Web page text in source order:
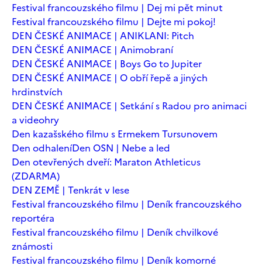
Festival francouzského filmu | Dej mi pět minut
Festival francouzského filmu | Dejte mi pokoj!
DEN ČESKÉ ANIMACE | ANIKLANI: Pitch
DEN ČESKÉ ANIMACE | Animobraní
DEN ČESKÉ ANIMACE | Boys Go to Jupiter
DEN ČESKÉ ANIMACE | O obří řepě a jiných
hrdinstvích
DEN ČESKÉ ANIMACE | Setkání s Radou pro animaci
a videohry
Den kazašského filmu s Ermekem Tursunovem
Den odhaleníDen OSN | Nebe a led
Den otevřených dveří: Maraton Athleticus
(ZDARMA)
DEN ZEMĚ | Tenkrát v lese
Festival francouzského filmu | Deník francouzského
reportéra
Festival francouzského filmu | Deník chvilkové
známosti
Festival francouzského filmu | Deník komorné